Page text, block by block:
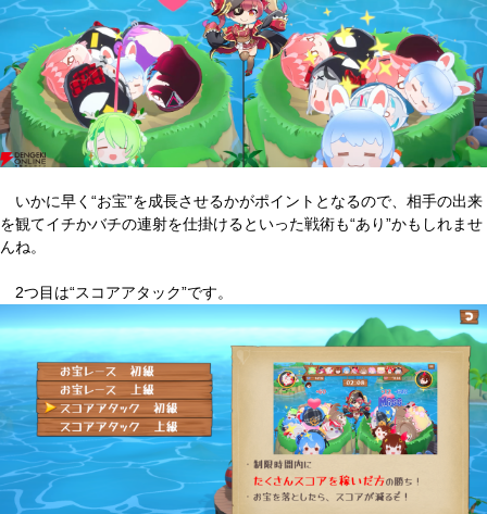
いかに早く“お宝”を成長させるかがポイントとなるので、相手の出来
を観てイチかバチの連射を仕掛けるといった戦術も“あり”かもしれませ
んね。
2つ目は“スコアアタック”です。